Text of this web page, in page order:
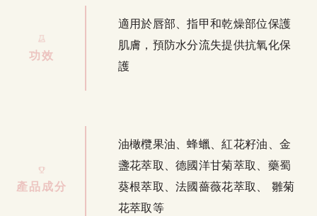
功效
適用於唇部、指甲和乾燥部位保護
肌膚，預防水分流失提供抗氧化保
護
產品成分
油橄欖果油、蜂蠟、紅花籽油、金
盞花萃取、德國洋甘菊萃取、藥蜀
葵根萃取、法國薔薇花萃取、 雛菊
花萃取等